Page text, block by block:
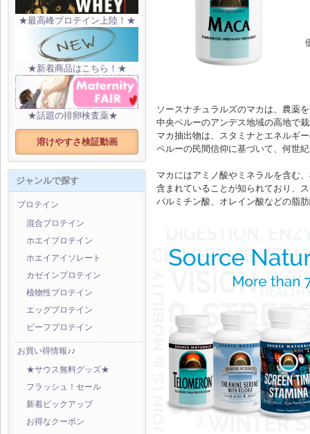
★最高峰プロテイン上陸！★
★新着商品はこちら！★
★話題の排卵検査薬★
溶けやすさ検証動画
ジャンルで探す
プロテイン
混合プロテイン
ホエイプロテイン
ホエイアイソレート
カゼインプロテイン
植物性プロテイン
エッグプロテイン
ビーフプロテイン
お買い得情報♪♪
★サウス無料グッズ★
フラッシュ！セール
新着ピックアップ
お得なクーポン
ソースナチュラルズのマカは、農薬
中央ペルーのアンデス地域の高地で
マカ抽出物は、スタミナとエネルギ
ペルーの民間信仰に基づいて、何世
マカにはアミノ酸やミネラルを含む
含まれていることが知られており、
パルミチン酸、オレイン酸などの脂